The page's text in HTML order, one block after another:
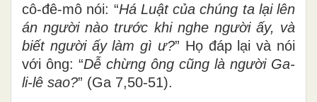
cô-đê-mô nói: “Há Luật của chúng ta lại lên
án người nào trước khi nghe người ấy, và
biết người ấy làm gì ư?” Họ đáp lại và nói
với ông: “Dễ chừng ông cũng là người Ga-
li-lê sao?” (Ga 7,50-51).